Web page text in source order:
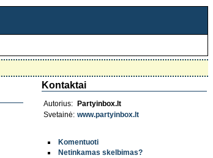
Kontaktai
Autorius:
Partyinbox.lt
Svetainė: www.partyinbox.lt
Komentuoti
Netinkamas skelbimas?